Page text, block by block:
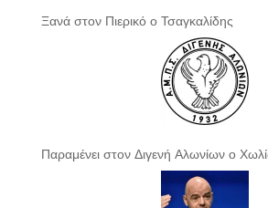
Ξανά στον Πιερικό ο Τσαγκαλίδης
Παραμένει στον Διγενή Αλωνίων ο